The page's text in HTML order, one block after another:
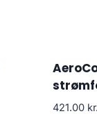
421.00 kr.